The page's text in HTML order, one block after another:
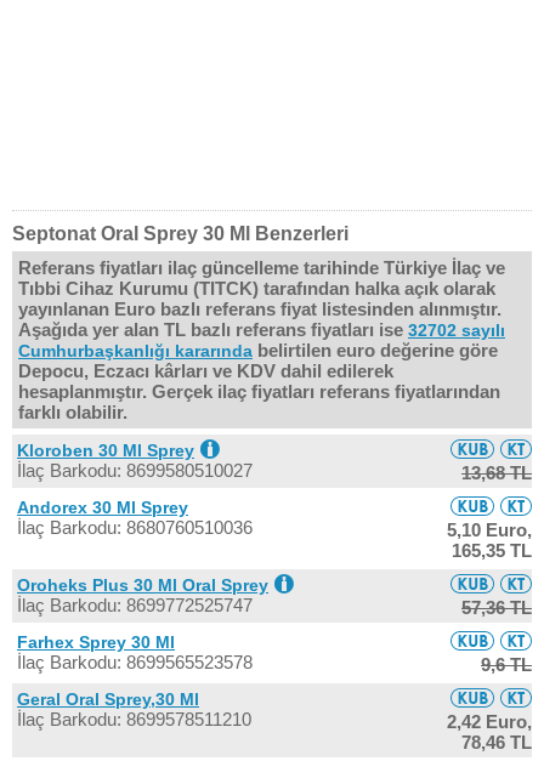
Septonat Oral Sprey 30 Ml Benzerleri
Referans fiyatları ilaç güncelleme tarihinde Türkiye İlaç ve
Tıbbi Cihaz Kurumu (TITCK) tarafından halka açık olarak
yayınlanan Euro bazlı referans fiyat listesinden alınmıştır.
Aşağıda yer alan TL bazlı referans fiyatları ise 32702 sayılı
Cumhurbaşkanlığı kararında belirtilen euro değerine göre
Depocu, Eczacı kârları ve KDV dahil edilerek
hesaplanmıştır. Gerçek ilaç fiyatları referans fiyatlarından
farklı olabilir.
Kloroben 30 Ml Sprey
İlaç Barkodu: 8699580510027 13,68 TL
Andorex 30 Ml Sprey
İlaç Barkodu: 8680760510036
5,10 Euro,
165,35 TL
Oroheks Plus 30 Ml Oral Sprey
İlaç Barkodu: 8699772525747 57,36 TL
Farhex Sprey 30 Ml
İlaç Barkodu: 8699565523578 9,6 TL
Geral Oral Sprey,30 Ml
İlaç Barkodu: 8699578511210
2,42 Euro,
78,46 TL